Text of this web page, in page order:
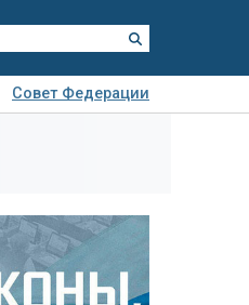
Совет Федерации